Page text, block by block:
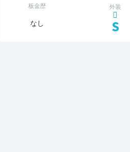
板金歴
なし
外装
S